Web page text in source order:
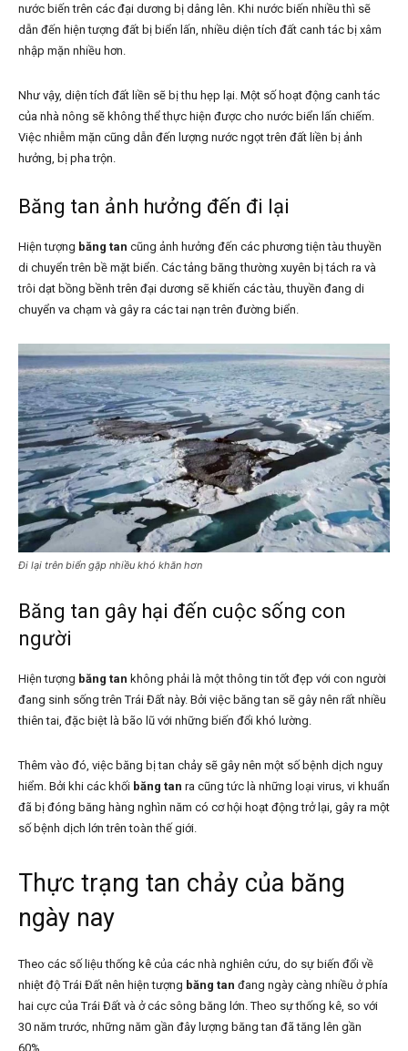
nước biến trên các đại dương bị dâng lên. Khi nước biến nhiều thì sẽ
dẫn đến hiện tượng đất bị biển lấn, nhiều diện tích đất canh tác bị xâm
nhập mặn nhiều hơn.
Như vậy, diện tích đất liền sẽ bị thu hẹp lại. Một số hoạt động canh tác
của nhà nông sẽ không thể thực hiện được cho nước biển lấn chiếm.
Việc nhiễm mặn cũng dẫn đến lượng nước ngọt trên đất liền bị ảnh
hưởng, bị pha trộn.
Băng tan ảnh hưởng đến đi lại
Hiện tượng băng tan cũng ảnh hưởng đến các phương tiện tàu thuyền
di chuyển trên bề mặt biển. Các tảng băng thường xuyên bị tách ra và
trôi dạt bồng bềnh trên đại dương sẽ khiến các tàu, thuyền đang di
chuyển va chạm và gây ra các tai nạn trên đường biển.
Đi lại trên biển gặp nhiều khó khăn hơn
Băng tan gây hại đến cuộc sống con
người
Hiện tượng băng tan không phải là một thông tin tốt đẹp với con người
đang sinh sống trên Trái Đất này. Bởi việc băng tan sẽ gây nên rất nhiều
thiên tai, đặc biệt là bão lũ với những biến đổi khó lường.
Thêm vào đó, việc băng bị tan chảy sẽ gây nên một số bệnh dịch nguy
hiểm. Bởi khi các khối băng tan ra cũng tức là những loại virus, vi khuẩn
đã bị đóng băng hàng nghìn năm có cơ hội hoạt động trở lại, gây ra một
số bệnh dịch lớn trên toàn thế giới.
Thực trạng tan chảy của băng
ngày nay
Theo các số liệu thống kê của các nhà nghiên cứu, do sự biến đổi về
nhiệt độ Trái Đất nên hiện tượng băng tan đang ngày càng nhiều ở phía
hai cực của Trái Đất và ở các sông băng lớn. Theo sự thống kê, so với
30 năm trước, những năm gần đây lượng băng tan đã tăng lên gần
60%.